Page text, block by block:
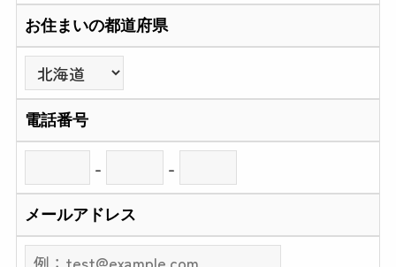
お住まいの都道府県
電話番号
- -
メールアドレス